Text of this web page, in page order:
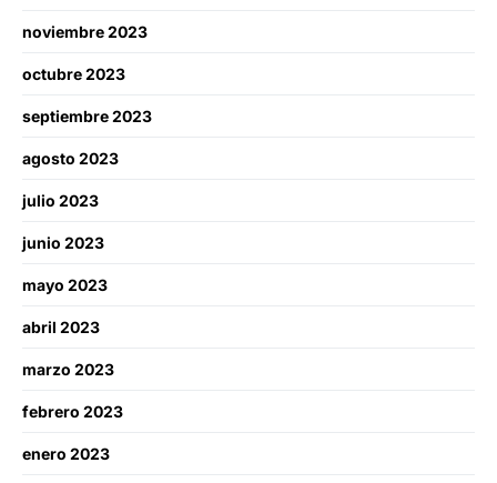
noviembre 2023
octubre 2023
septiembre 2023
agosto 2023
julio 2023
junio 2023
mayo 2023
abril 2023
marzo 2023
febrero 2023
enero 2023